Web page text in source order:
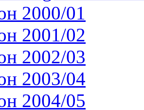
2000/01
2001/02
2002/03
2003/04
2004/05